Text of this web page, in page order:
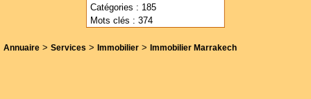
Catégories : 185
Mots clés : 374
Annuaire > Services > Immobilier > Immobilier Marrakech